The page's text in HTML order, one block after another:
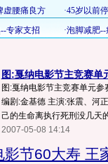
图:戛纳电影节主竞赛单
图:戛纳电影节主竞赛单元
编剧:金基德 主演:张震、河
己的生命离执行死刑没几天
2007-05-08 14:14
影节60大寿 王